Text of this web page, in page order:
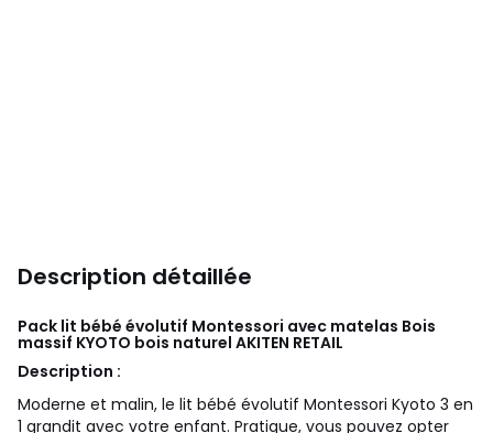
Description détaillée
Pack lit bébé évolutif Montessori avec matelas Bois
massif KYOTO bois naturel AKITEN RETAIL
Description :
Moderne et malin, le lit bébé évolutif Montessori Kyoto 3 en
1 grandit avec votre enfant. Pratique, vous pouvez opter